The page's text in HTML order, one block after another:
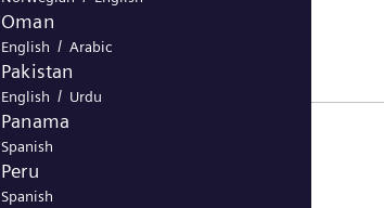
Oman
English / Arabic
Pakistan
English / Urdu
Panama
Spanish
Peru
Spanish